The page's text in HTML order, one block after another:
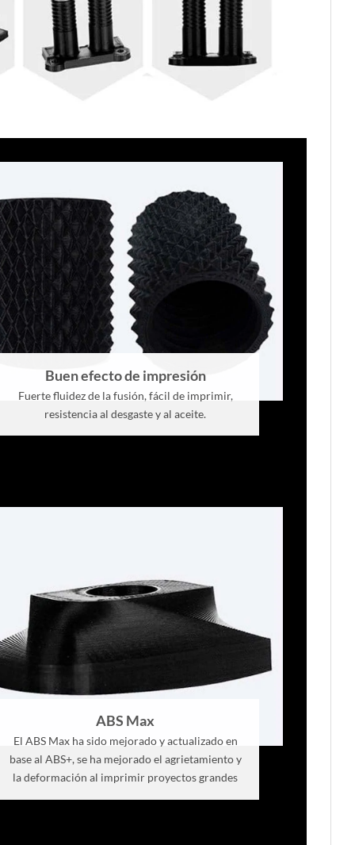
Buen efecto de impresión
Fuerte fluidez de la fusión, fácil de imprimir,
resistencia al desgaste y al aceite.
ABS Max
El ABS Max ha sido mejorado y actualizado en
base al ABS+, se ha mejorado el agrietamiento y
la deformación al imprimir proyectos grandes